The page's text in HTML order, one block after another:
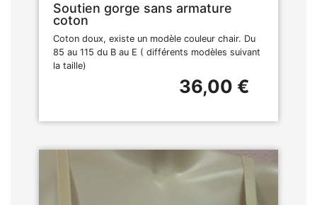
Soutien gorge sans armature
coton
Coton doux, existe un modèle couleur chair. Du
85 au 115 du B au E ( différents modèles suivant
la taille)
36,00 €